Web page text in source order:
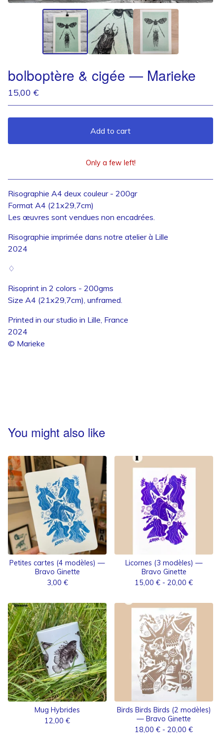
bolboptère & cigée — Marieke
15,00 €
Add to cart
View cart
Only a few left!
Risographie A4 deux couleur - 200gr
Format A4 (21x29,7cm)
Les œuvres sont vendues non encadrées.
Risographie imprimée dans notre atelier à Lille
2024
♢
Risoprint in 2 colors - 200gms
Size A4 (21x29,7cm), unframed.
Printed in our studio in Lille, France
2024
© Marieke
You might also like
Petites cartes (4 modèles) —
Bravo Ginette
3,00 €
Licornes (3 modèles) —
Bravo Ginette
15,00 € - 20,00 €
Mug Hybrides
12,00 €
Birds Birds Birds (2 modèles)
— Bravo Ginette
18,00 € - 20,00 €